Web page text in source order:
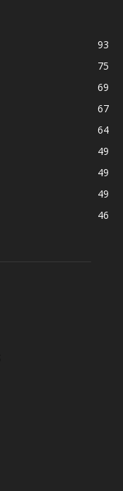
93
75
69
67
64
49
49
49
46